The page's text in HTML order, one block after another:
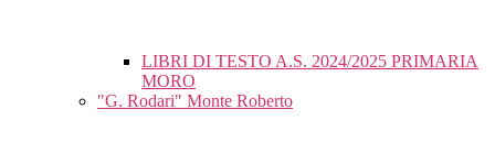
LIBRI DI TESTO A.S. 2024/2025 PRIMARIA
MORO
"G. Rodari" Monte Roberto